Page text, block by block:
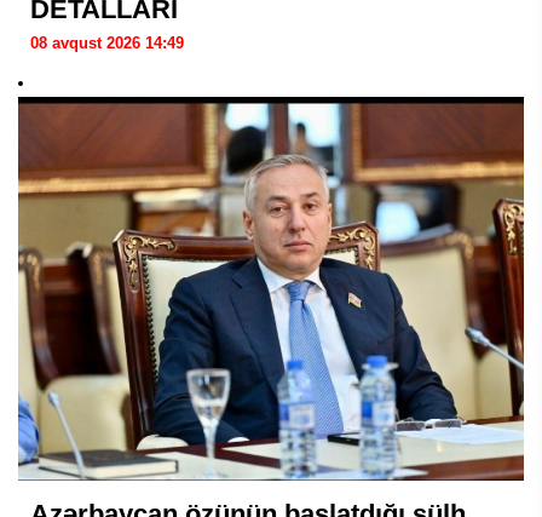
DETALLARI
08 avqust 2026 14:49